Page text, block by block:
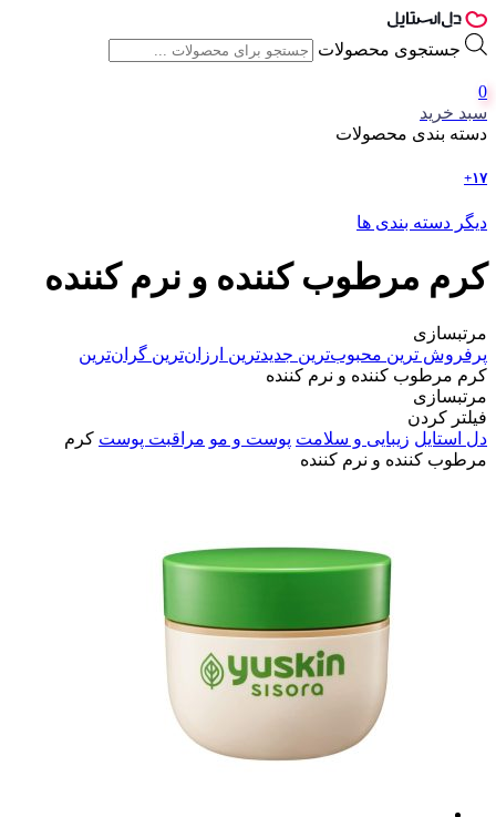
جستجوی محصولات
0
سبد خرید
دسته بندی محصولات
۱۷+
دیگر دسته بندی ها
کرم مرطوب کننده و نرم کننده
مرتبسازی
پرفروش ترین محبوب‌ترین جدیدترین ارزان‌ترین گران‌ترین
کرم مرطوب کننده و نرم کننده
مرتبسازی
فیلتر کردن
دل استایل زیبایی و سلامت پوست و مو مراقبت پوست کرم
مرطوب کننده و نرم کننده